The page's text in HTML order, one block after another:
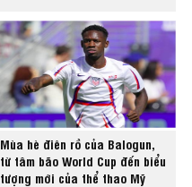
Mùa hè điên rồ của Balogun,
từ tâm bão World Cup đến biểu
tượng mới của thể thao Mỹ